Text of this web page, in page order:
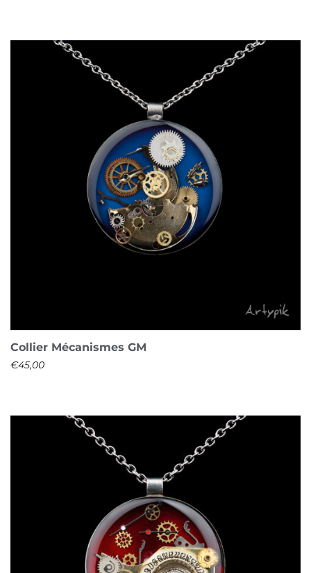
Collier Mécanismes GM
€45,00